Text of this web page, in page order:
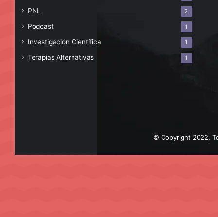
PNL 2
Podcast 1
Investigación Científica 1
Terapias Alternativas 1
© Copyright 2022,